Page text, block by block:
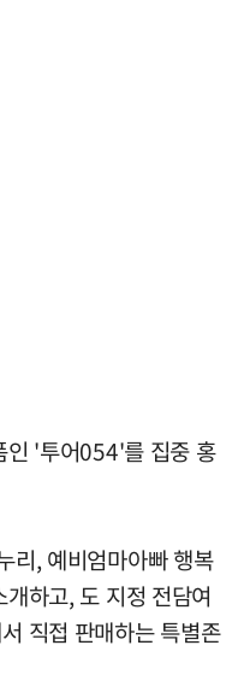
인 '투어054'를 집중 홍
리, 예비엄마아빠 행복
하고, 도 지정 전담여
직접 판매하는 특별존